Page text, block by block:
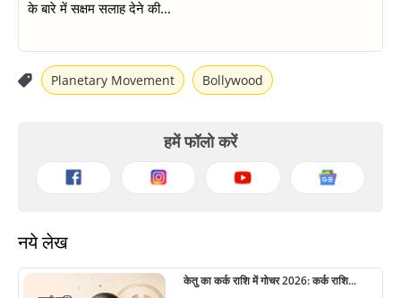
के बारे में सक्षम सलाह देने की...
Planetary Movement Bollywood
हमें फॉलो करें
नये लेख
केतु का कर्क राशि में गोचर 2026: कर्क राशि...